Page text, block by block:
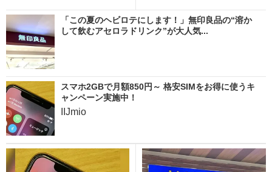
「この夏のヘビロテにします！」無印良品の“溶か
して飲むアセロラドリンク”が大人気...
スマホ2GBで月額850円～ 格安SIMをお得に使うキ
ャンペーン実施中！
IIJmio